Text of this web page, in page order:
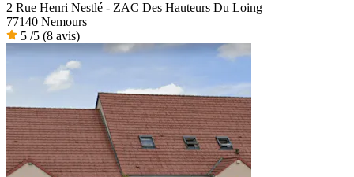
2 Rue Henri Nestlé - ZAC Des Hauteurs Du Loing
77140 Nemours
5 /5 (8 avis)